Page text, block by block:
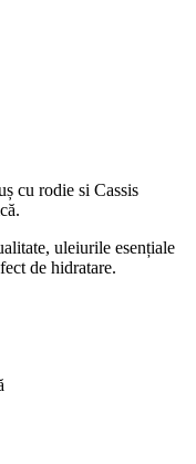
cu rodie si Cassis
uleiurile esențiale
de hidratare.